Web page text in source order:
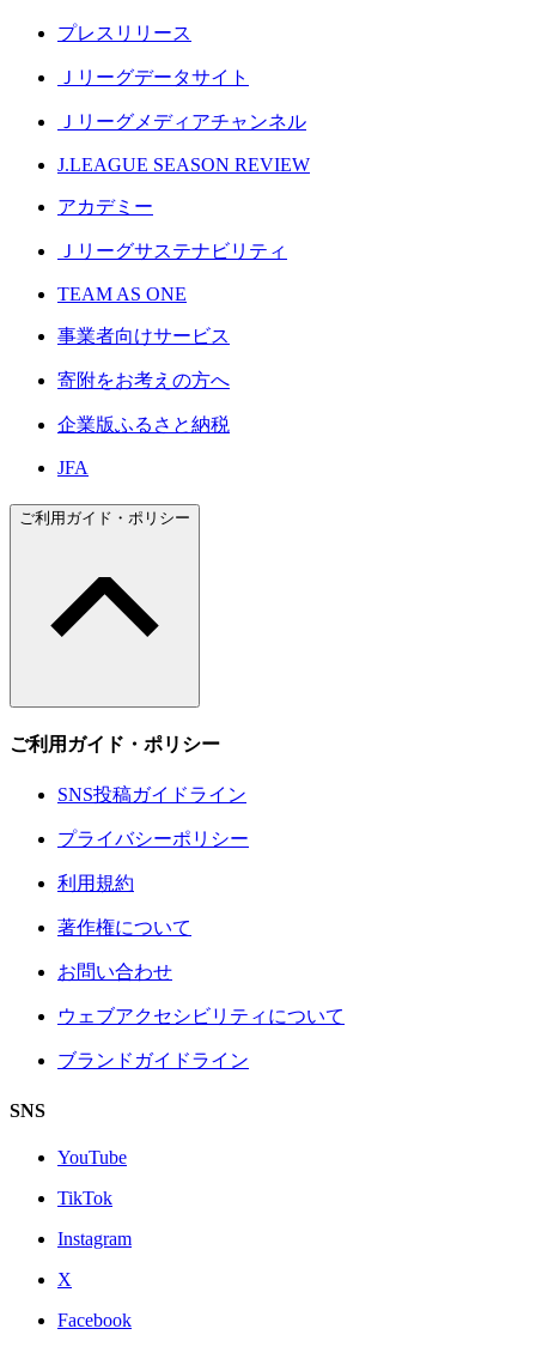
プレスリリース
Ｊリーグデータサイト
Ｊリーグメディアチャンネル
J.LEAGUE SEASON REVIEW
アカデミー
Ｊリーグサステナビリティ
TEAM AS ONE
事業者向けサービス
寄附をお考えの方へ
企業版ふるさと納税
JFA
ご利用ガイド・ポリシー
ご利用ガイド・ポリシー
SNS投稿ガイドライン
プライバシーポリシー
利用規約
著作権について
お問い合わせ
ウェブアクセシビリティについて
ブランドガイドライン
SNS
YouTube
TikTok
Instagram
X
Facebook